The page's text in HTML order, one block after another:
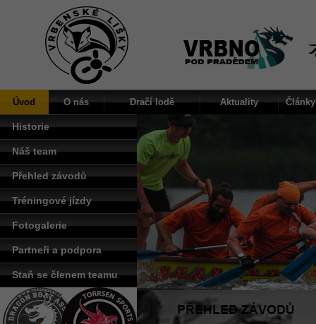
Úvod O nás Dračí lodě Aktuality
Historie
Náš team
Přehled závodů
Tréningové jízdy
Fotogalerie
Partneři a podpora
Staň se členem teamu